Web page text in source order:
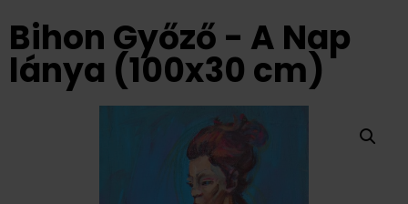
Bihon Győző - A Nap
lánya (100x30 cm)